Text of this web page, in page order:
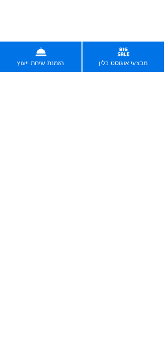
בניית אתרים בחיסכון של אלפי שקלים
לין שינתה את עולם בניית האתרים בישראל בשנת 2019.
מאז, 2,000 לקוחותינו חסכו יותר מ-7 מיליון שקלים.
עכשיו תורך.
הזמנת שיחת ייעוץ מבצעי אוגוסט בלין